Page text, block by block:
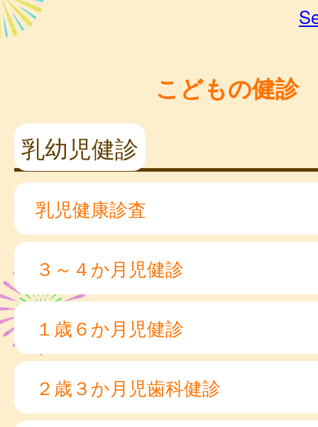
こどもの健診
乳幼児健診
乳児健康診査
３～４か月児健診
１歳６か月児健診
２歳３か月児歯科健診